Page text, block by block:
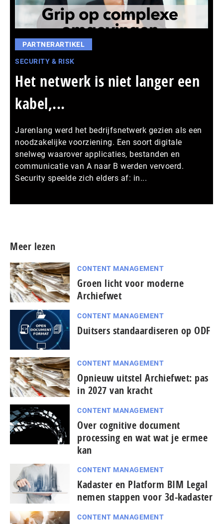
PARTNERARTIKEL
SECURITY & RISK
Het netwerk is niet langer een
kabel,...
Jarenlang werd het bedrijfsnetwerk gezien als een
noodzakelijke voorziening. Een soort digitale
snelweg waarover applicaties, bestanden en
communicatie van A naar B werden vervoerd.
Security speelde zich elders af: in...
Meer lezen
CONTENT MANAGEMENT
Groen licht voor moderne
Archiefwet
CONTENT MANAGEMENT
Duitsers standaardiseren op ODF
CONTENT MANAGEMENT
Opnieuw uitstel Archiefwet: pas
in 2027 van kracht
CONTENT MANAGEMENT
Over cognitive document
processing en wat wat je ermee
kan
CONTENT MANAGEMENT
Kadaster en Platform BIM Legal
nemen stappen voor 3d-kadaster
CONTENT MANAGEMENT